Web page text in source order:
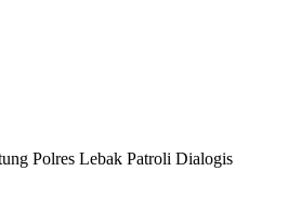
Polres Lebak Patroli Dialogis